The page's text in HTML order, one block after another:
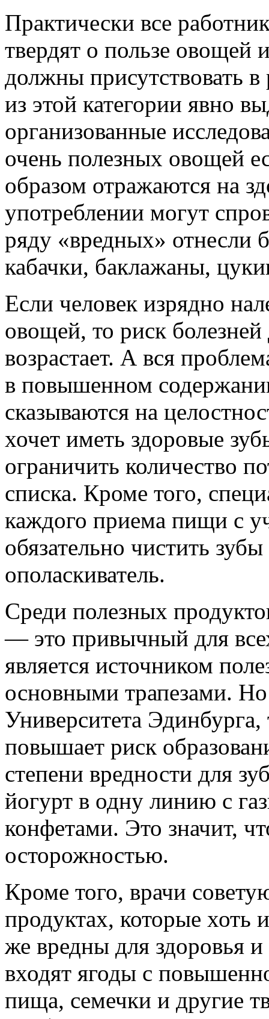
Практически все
твердят о пользе овощей
должны присутствовать
из этой категории явно
организованные
очень полезных овощей
образом отражаются на
употреблении могут
ряду «вредных» отнесли
кабачки, баклажаны,
Если человек изрядно
овощей, то риск болезней
возрастает. А вся
в повышенном
сказываются на
хочет иметь здоровые
ограничить количество
списка. Кроме того,
каждого приема пищи с
обязательно чистить
ополаскиватель.
Среди полезных
— это привычный для
является источником
основными трапезами.
Университета
повышает риск
степени вредности для
йогурт в одну линию с
конфетами. Это значит,
осторожностью.
Кроме того, врачи
продуктах, которые хоть
же вредны для здоровья
входят ягоды с
пища, семечки и другие